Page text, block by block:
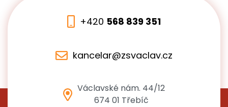
+420 568 839 351
kancelar@zsvaclav.cz
Václavské nám. 44/12
674 01 Třebíč